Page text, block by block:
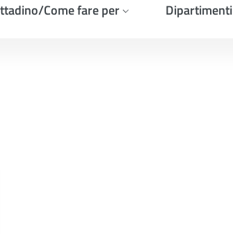
Come fare per Dipartimenti